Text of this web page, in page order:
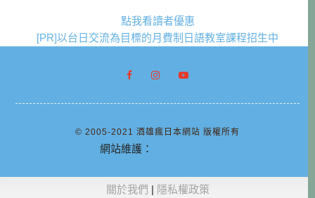
點我看讀者優惠
[PR]以台日交流為目標的月費制日語教室課程招生中
© 2005-2021 酒雄瘋日本網站 版權所有
網站維護：
關於我們 | 隱私權政策